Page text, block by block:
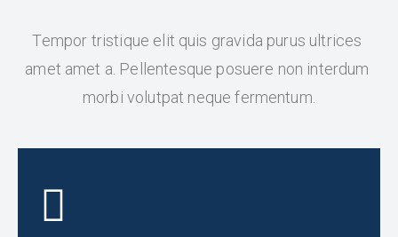
Tempor tristique elit quis gravida purus ultrices
amet amet a. Pellentesque posuere non interdum
morbi volutpat neque fermentum.